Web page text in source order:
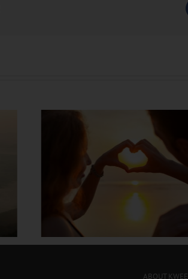
ကြွမှု အပြည့်နဲ့ ဖြတ်သန်းနိုင်ဖို့
ABOUT KWEE